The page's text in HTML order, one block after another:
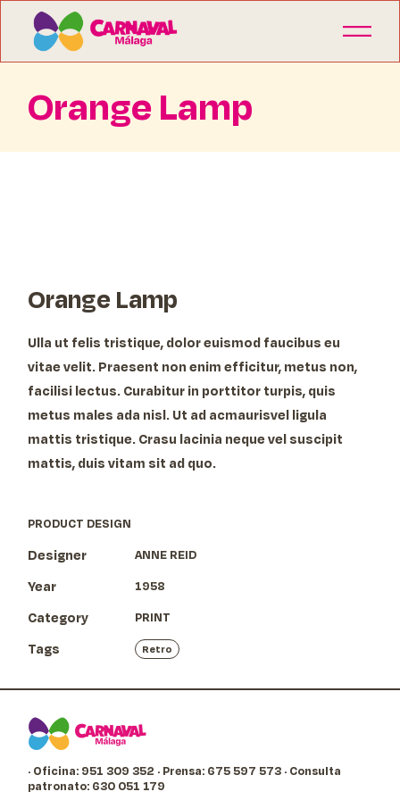
Orange Lamp
Orange Lamp
Ulla ut felis tristique, dolor euismod faucibus eu
vitae velit. Praesent non enim efficitur, metus non,
facilisi lectus. Curabitur in porttitor turpis, quis
metus males ada nisl. Ut ad acmaurisvel ligula
mattis tristique. Crasu lacinia neque vel suscipit
mattis, duis vitam sit ad quo.
PRODUCT DESIGN
Designer ANNE REID
Year 1958
Category PRINT
Tags Retro
· Oficina: 951 309 352 · Prensa: 675 597 573 · Consulta
patronato: 630 051 179